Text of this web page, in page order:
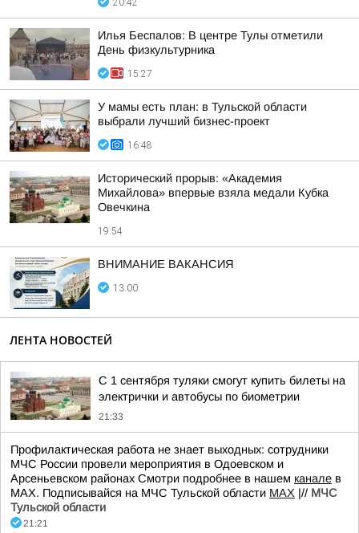
20:42
Илья Беспалов: В центре Тулы отметили
День физкультурника
15:27
У мамы есть план: в Тульской области
выбрали лучший бизнес-проект
16:48
Исторический прорыв: «Академия
Михайлова» впервые взяла медали Кубка
Овечкина
19:54
ВНИМАНИЕ ВАКАНСИЯ
13:00
ЛЕНТА НОВОСТЕЙ
С 1 сентября туляки смогут купить билеты на
электрички и автобусы по биометрии
21:33
Профилактическая работа не знает выходных: сотрудники
МЧС России провели мероприятия в Одоевском и
Арсеньевском районах Смотри подробнее в нашем канале в
МАХ. Подписывайся на МЧС Тульской области MAX |// МЧС
Тульской области
21:21